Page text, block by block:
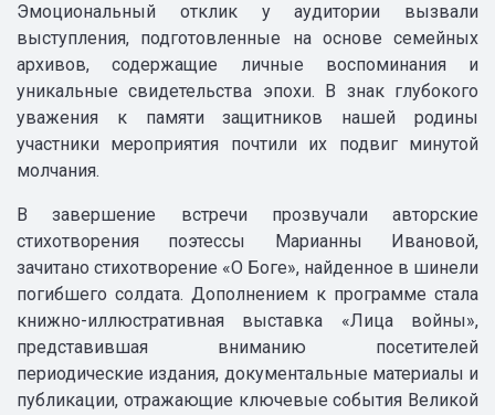
Эмоциональный отклик у аудитории вызвали
выступления, подготовленные на основе семейных
архивов, содержащие личные воспоминания и
уникальные свидетельства эпохи. В знак глубокого
уважения к памяти защитников нашей родины
участники мероприятия почтили их подвиг минутой
молчания.
В завершение встречи прозвучали авторские
стихотворения поэтессы Марианны Ивановой,
зачитано стихотворение «О Боге», найденное в шинели
погибшего солдата. Дополнением к программе стала
книжно-иллюстративная выставка «Лица войны»,
представившая вниманию посетителей
периодические издания, документальные материалы и
публикации, отражающие ключевые события Великой